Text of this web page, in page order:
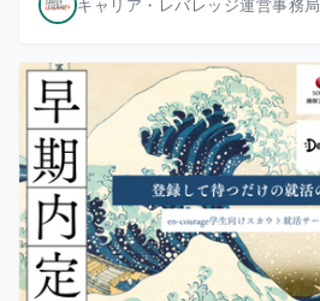
キャリア・レバレッジ運営事務局